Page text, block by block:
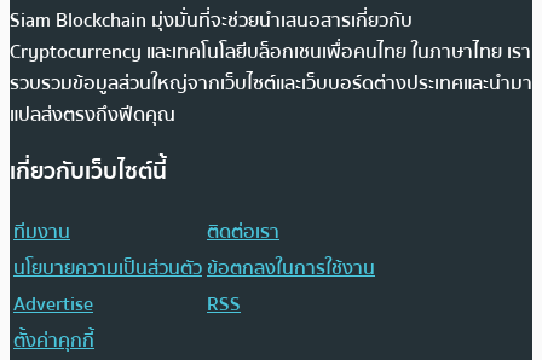
Siam Blockchain มุ่งมั่นที่จะช่วยนำเสนอสารเกี่ยวกับ
Cryptocurrency และเทคโนโลยีบล็อกเชนเพื่อคนไทย ในภาษาไทย เรา
รวบรวมข้อมูลส่วนใหญ่จากเว็บไซต์และเว็บบอร์ดต่างประเทศและนำมา
แปลส่งตรงถึงฟีดคุณ
เกี่ยวกับเว็บไซต์นี้
ทีมงาน
ติดต่อเรา
นโยบายความเป็นส่วนตัวข้อตกลงในการใช้งาน
Advertise
RSS
ตั้งค่าคุกกี้